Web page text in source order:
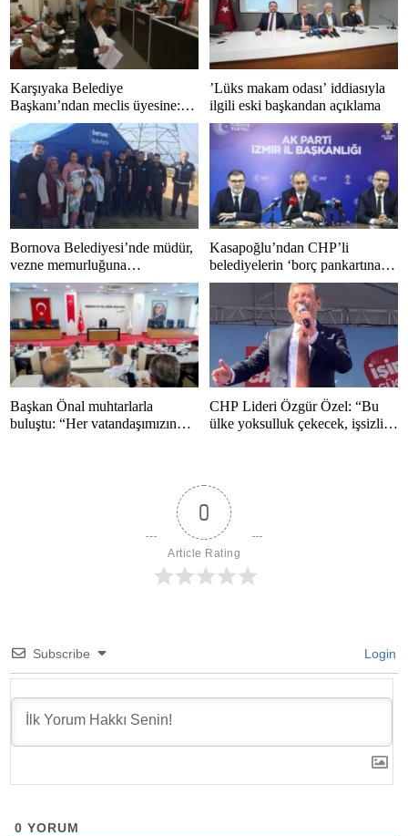
Karşıyaka Belediye
Başkanı’ndan meclis üyesine:
“Bir daha bu kapıdan içeri
girmeyin”
’Lüks makam odası’ iddiasıyla
ilgili eski başkandan açıklama
Bornova Belediyesi’nde müdür,
vezne memurluğuna
görevlendirildi
Kasapoğlu’ndan CHP’li
belediyelerin ‘borç pankartına’
yanıt: “Mazeretin arkasına
sığınamazsınız”
Başkan Önal muhtarlarla
buluştu: “Her vatandaşımızın
CHP Lideri Özgür Özel: “Bu
ülke yoksulluk çekecek, işsizlik
0
Article Rating
Subscribe Login
0 YORUM